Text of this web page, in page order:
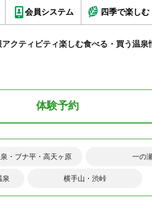
会員システム 四季で楽しむ
アクティビティ楽しむ食べる・買う温泉
体験予約
・ブナ平・高天ヶ原 一の
泉 横手山・渋峠